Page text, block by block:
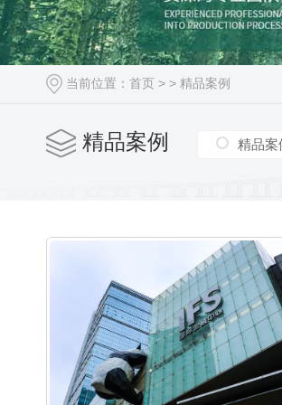
当前位置： 首页 > > 精品案例
精品案例 精品案